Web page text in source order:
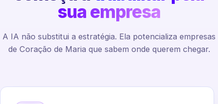
sua empresa
A IA não substitui a estratégia. Ela potencializa empresas
de Coração de Maria que sabem onde querem chegar.